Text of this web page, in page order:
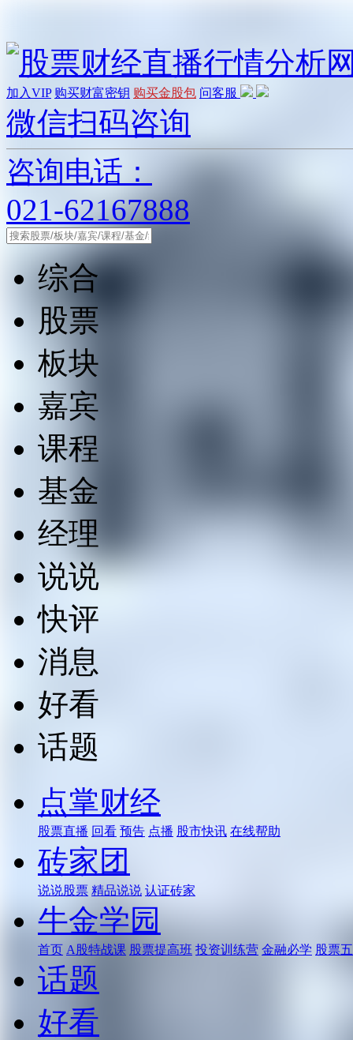
加入VIP 购买财富密钥 购买金股包 问客服
微信扫码咨询
咨询电话：
021-62167888
综合
股票
板块
嘉宾
课程
基金
经理
说说
快评
消息
好看
话题
点掌财经
股票直播 回看 预告 点播 股市快讯 在线帮助
砖家团
说说股票 精品说说 认证砖家
牛金学园
首页 A股特战课 股票提高班 投资训练营 金融必学 股票
话题
好看